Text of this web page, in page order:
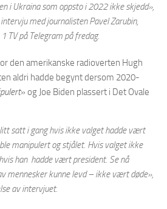
i Ukraina som oppsto i 2022 ikke skjedd»,
med journalisten Pavel Zarubin,
TVpå Telegram på fredag.
den amerikanske radioverten Hugh
aldri hadde begynt dersom 2020-
» og Joe Biden plassert i Det Ovale
satt i gang hvis ikke valget hadde vært
manipulert og stjålet. Hvis valget ikke
han hadde vært president. Se nå
mennesker kunne levd – ikke vært døde»,
av intervjuet.